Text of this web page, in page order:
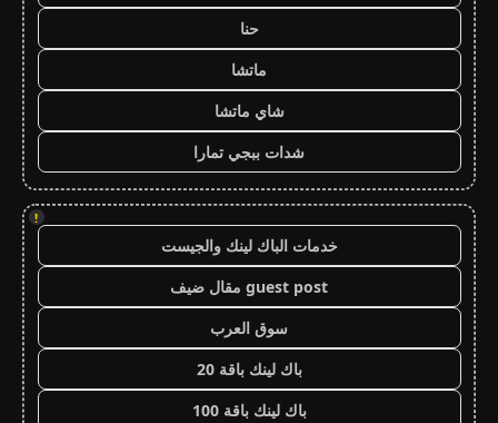
حنا
ماتشا
شاي ماتشا
شدات ببجي تمارا
!
خدمات الباك لينك والجيست
guest post مقال ضيف
سوق العرب
باك لينك باقة 20
باك لينك باقة 100